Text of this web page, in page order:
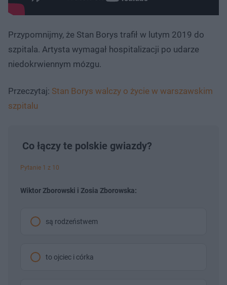
Przypomnijmy, że Stan Borys trafił w lutym 2019 do
szpitala. Artysta wymagał hospitalizacji po udarze
niedokrwiennym mózgu.
Przeczytaj: Stan Borys walczy o życie w warszawskim
szpitalu
Co łączy te polskie gwiazdy?
Pytanie 1 z 10
Wiktor Zborowski i Zosia Zborowska:
są rodzeństwem
to ojciec i córka